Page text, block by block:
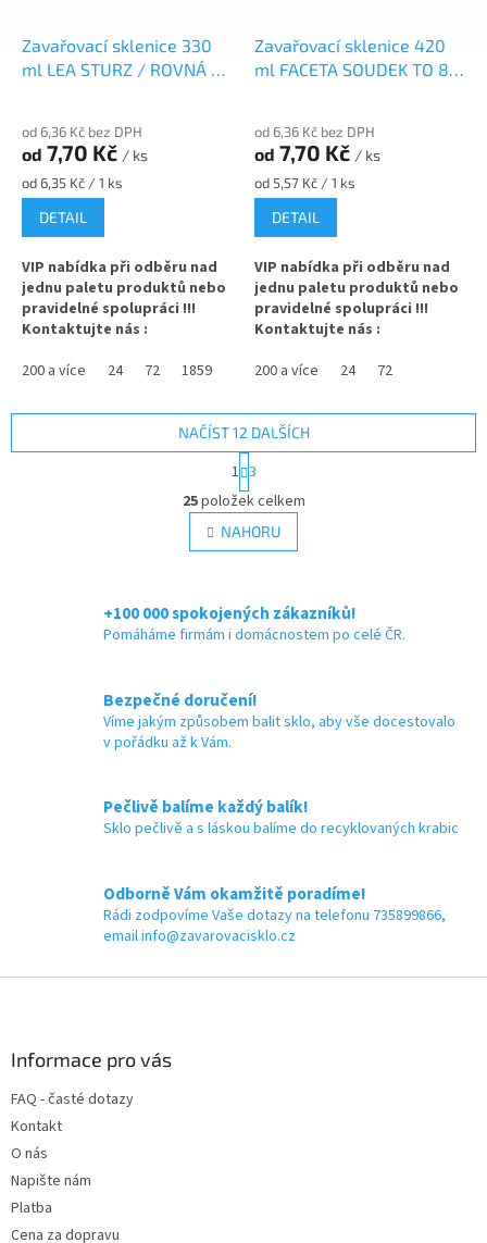
uzavřete rukou
objednejte
ZDE
✅ Jako dělaná na polévky,
přesnídávky, lečo, houby
✅Paletu za výhodnější cenu
objednejteZDE
✅ Twist Off šroubový uzávěr
uzavřete rukou
objednejteZDE
✅ Jako dělaná pro domácí
marmelády nebo ghí
✅ Paletu za výhodnější cenu
objednejteZDE
Zavařovací sklenice 330
ml LEA STURZ / ROVNÁ TO
od 6,36 Kč bez DPH
od 7,70 Kč / ks
Měrná
cena:
od 6,35 Kč / 1 ks
DETAIL
VIP nabídka při odběru nad
jednu paletu produktů nebo
pravidelné spolupráci !!!
Kontaktujte nás :
Twist Off TO 82 vhodná pro
med, marmelády, džemy,
pesto, ovoce nebo nakládanou
Zavařovací sklenice s rovnou
✅ Různá víčka TO 82 ke sklenici
✅ Jako dělaná pro paštiky,
přesnídávky, pesta
200 a více 24 72 1859
Zavařovací sklenice 420
ml FACETA SOUDEK TO 82
od 6,36 Kč bez DPH
od 7,70 Kč / ks
Měrná
cena:
od 5,57 Kč / 1 ks
DETAIL
VIP nabídka při odběru nad
jednu paletu produktů nebo
pravidelné spolupráci !!!
Kontaktujte nás :
Twist Off TO 82 vhodná pro
med, marmelády, džemy,
pesto, ovoce nebo nakládanou
zeleninu.
✅Široce využitelná zavařovací
sklenice 420 ml FACETA
✅ Různá víčka TO 82 ke sklenici
✅ Jako dělaná pro paštiky,
objednejteZDE
200 a více 24 72
O
v
l
á
c
í
v
k
p
i
NAČÍST 12 DALŠÍCH
S
t
r
á
n
k
á
n
í
1 3
25položek celkem
NAHORU
+100 000 spokojených zákazníků!
Pomáháme firmám i domácnostem po celé ČR.
Bezpečné doručení!
Víme jakým způsobem balit sklo, aby vše docestovalo
v pořádku až k Vám.
Pečlivě balíme každý balík!
Sklo pečlivě a s láskou balíme do recyklovaných krabic
Odborně Vám okamžitě poradíme!
Rádi zodpovíme Vaše dotazy na telefonu 735899866,
email info@zavarovacisklo.cz
Informace pro vás
FAQ - časté dotazy
Kontakt
O nás
Napište nám
Platba
Cena za dopravu